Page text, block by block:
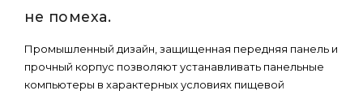
не помеха.
Промышленный дизайн, защищенная передняя панель и
прочный корпус позволяют устанавливать панельные
компьютеры в характерных условиях пищевой